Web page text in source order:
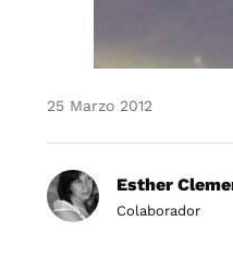
25 Marzo 2012
Esther
Colaborador